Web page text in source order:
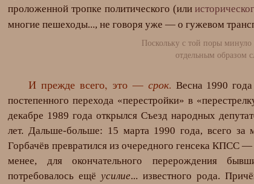
проложенной тропке политического (или
многие пешеходы..., не говоря уже — о гужевом
Поскольку с той
отдельным образом
И прежде всего, это — срок. Весна 1990
постепенного перехода «перестройки» в
декабре 1989 года открылся Съезд народных
лет. Дальше-больше: 15 марта 1990 года, всего
Горбачёв превратился из очередного генсека КПСС
менее, для окончательного перерождения
потребовалось ещёусилие... известного рода.